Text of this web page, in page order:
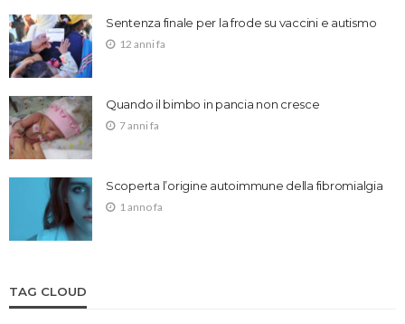
Sentenza finale per la frode su vaccini e autismo
12 anni fa
Quando il bimbo in pancia non cresce
7 anni fa
Scoperta l’origine autoimmune della fibromialgia
1 anno fa
TAG CLOUD